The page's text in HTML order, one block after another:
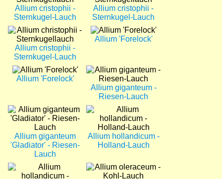
Allium cristophii -
Sternkugel-Lauch
Allium cristophii -
Sternkugel-Lauch
Bild
Allium cristophii -
Sternkugel-Lauch
Bild
Allium 'Forelock'
Bild
Allium 'Forelock'
Bild
Allium giganteum -
Riesen-Lauch
Bild
Allium giganteum
'Gladiator' - Riesen-
Lauch
Bild
Allium hollandicum -
Holland-Lauch
Bild Bild